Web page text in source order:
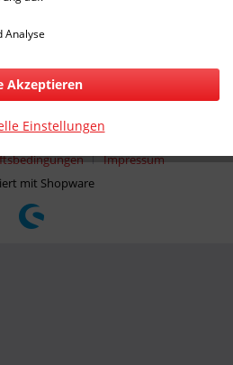
zzgl.
Versand und Zahlungsbedingungen
Datenschutz
Impressum
mit Shopware
Analyse
Einstellungen
Akzeptieren